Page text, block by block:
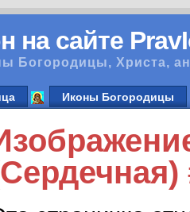
на сайте
Богородицы, Христа,
Иконы Богородицы